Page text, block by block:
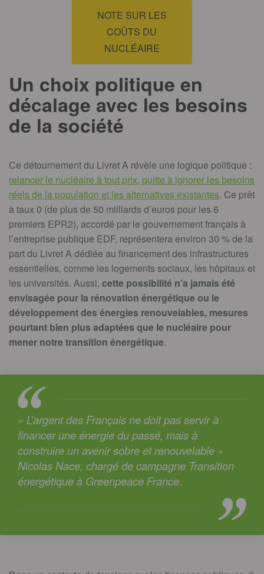
NOTE SUR LES
COÛTS DU
NUCLÉAIRE
Un choix politique en
décalage avec les besoins
de la société
Ce détournement du Livret A révèle une logique politique :
relancer le nucléaire à tout prix, quitte à ignorer les besoins
réels de la population et les alternatives existantes. Ce prêt
à taux 0 (de plus de 50 milliards d’euros pour les 6
premiers EPR2), accordé par le gouvernement français à
l’entreprise publique EDF, représentera environ 30 % de la
part du Livret A dédiée au financement des infrastructures
essentielles, comme les logements sociaux, les hôpitaux et
les universités. Aussi, cette possibilité n’a jamais été
envisagée pour la rénovation énergétique ou le
développement des énergies renouvelables, mesures
pourtant bien plus adaptées que le nucléaire pour
mener notre transition énergétique.
« L’argent des Français ne doit pas servir à
financer une énergie du passé, mais à
construire un avenir sobre et renouvelable »
Nicolas Nace, chargé de campagne Transition
énergétique à Greenpeace France.